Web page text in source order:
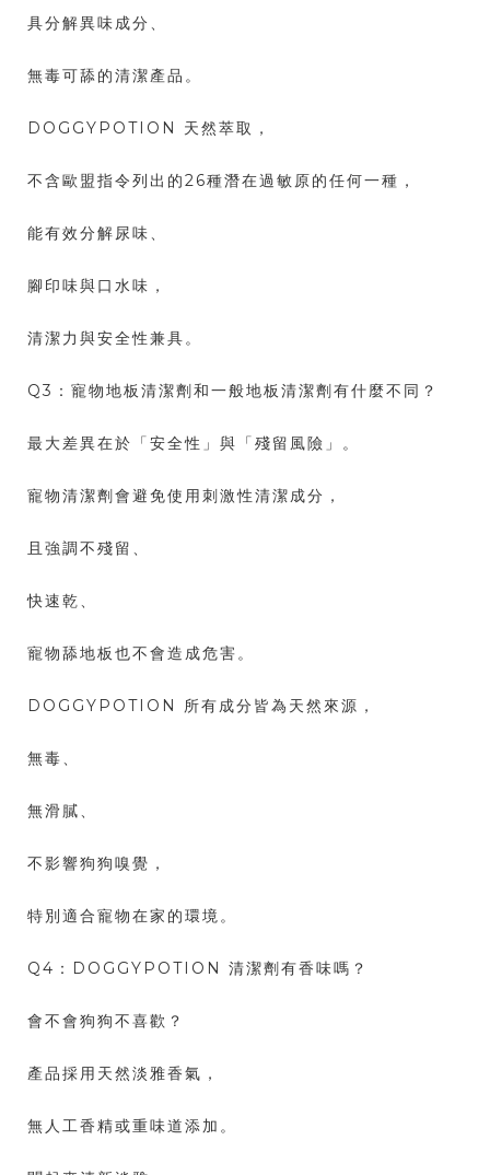
具分解異味成分、
無毒可舔的清潔產品。
DOGGYPOTION 天然萃取，
不含歐盟指令列出的26種潛在過敏原的任何一種，
能有效分解尿味、
腳印味與口水味，
清潔力與安全性兼具。
Q3：寵物地板清潔劑和一般地板清潔劑有什麼不同？
最大差異在於「安全性」與「殘留風險」。
寵物清潔劑會避免使用刺激性清潔成分，
且強調不殘留、
快速乾、
寵物舔地板也不會造成危害。
DOGGYPOTION 所有成分皆為天然來源，
無毒、
無滑膩、
不影響狗狗嗅覺，
特別適合寵物在家的環境。
Q4：DOGGYPOTION 清潔劑有香味嗎？
會不會狗狗不喜歡？
產品採用天然淡雅香氣，
無人工香精或重味道添加。